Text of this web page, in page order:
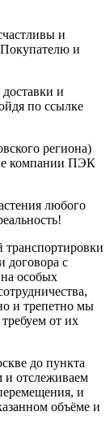
и
и
и
по ссылке
региона)
компании ПЭК
любого
транспортировки
договора с
особых
и трепетно мы
от их
до пункта
и отслеживаем
и
объёме и